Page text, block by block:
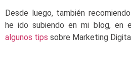
Desde luego, también
he ido subiendo en mi blog, en
algunos tips sobre Marketing